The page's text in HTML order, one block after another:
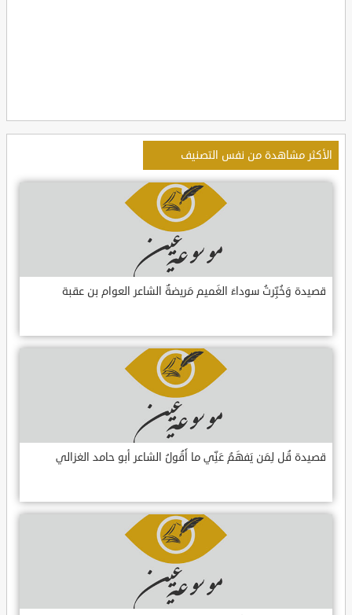
الأكثر مشاهدة من نفس التصنيف
قصيدة وَخُبِّرتُ سوداءَ الغَميم مَريضةٌ الشاعر العوام بن عقبة
قصيدة قُل لِمَن يَفهَمُ عَنِّي ما أَقُولُ الشاعر أبو حامد الغزالي